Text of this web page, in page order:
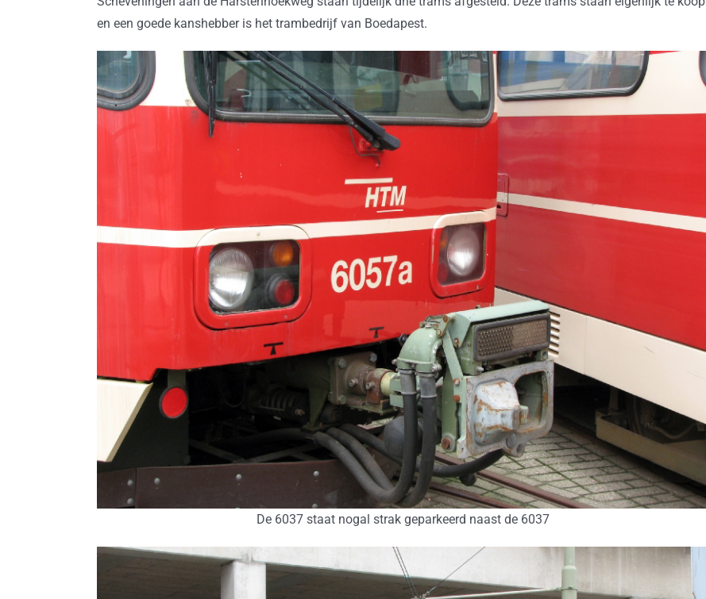
en een goede kanshebber is het trambedrijf van Boedapest.
De 6037 staat nogal strak geparkeerd naast de 6037